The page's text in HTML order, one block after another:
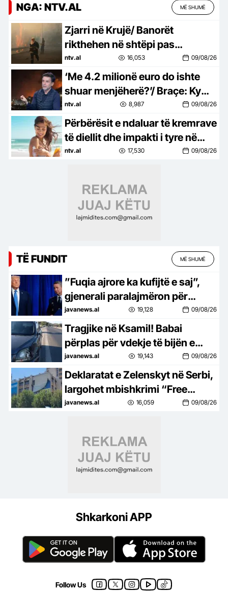
NGA: NTV.AL MË SHUMË
Zjarri në Krujë/ Banorët
rikthehen në shtëpi pas
evakuimit, vijon monitorimi i
zonës
ntv.al 16,053 09/08/26
‘Me 4.2 milionë euro do ishte
shuar menjëherë?’/ Braçe: Ky
është cinizëm
ntv.al 8,987 09/08/26
Përbërësit e ndaluar të kremrave
të diellit dhe impakti i tyre në
lëkurë
ntv.al 17,530 09/08/26
TË FUNDIT MË SHUMË
”Fuqia ajrore ka kufijtë e saj”,
gjenerali paralajmëron për
pasojat e përshkallëzimit me
Iranin
javanews.al 19,128 09/08/26
Tragjike në Ksamil! Babai
përplas për vdekje të bijën e
mitur duke kryer manovra në
parkim
javanews.al 19,143 09/08/26
Deklaratat e Zelenskyt në Serbi,
largohet mbishkrimi “Free
Ukraine” në Prishtinë
javanews.al 16,059 09/08/26
Shkarkoni APP
Follow Us